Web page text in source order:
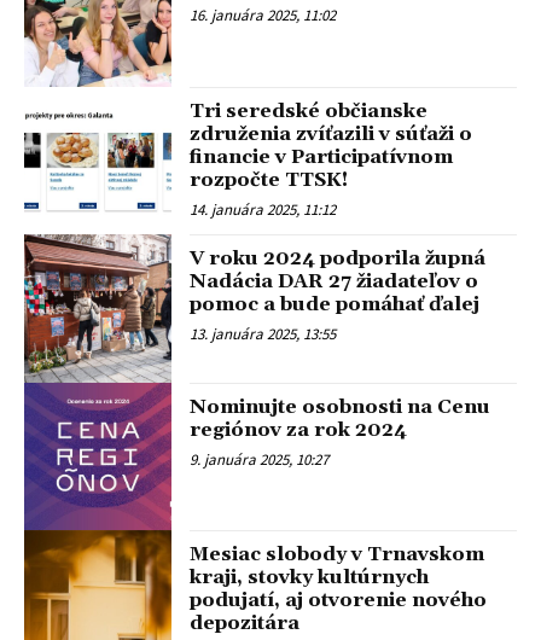
16. januára 2025, 11:02
Tri seredské občianske
združenia zvíťazili v súťaži o
financie v Participatívnom
rozpočte TTSK!
14. januára 2025, 11:12
V roku 2024 podporila župná
Nadácia DAR 27 žiadateľov o
pomoc a bude pomáhať ďalej
13. januára 2025, 13:55
Nominujte osobnosti na Cenu
regiónov za rok 2024
9. januára 2025, 10:27
Mesiac slobody v Trnavskom
kraji, stovky kultúrnych
podujatí, aj otvorenie nového
depozitára